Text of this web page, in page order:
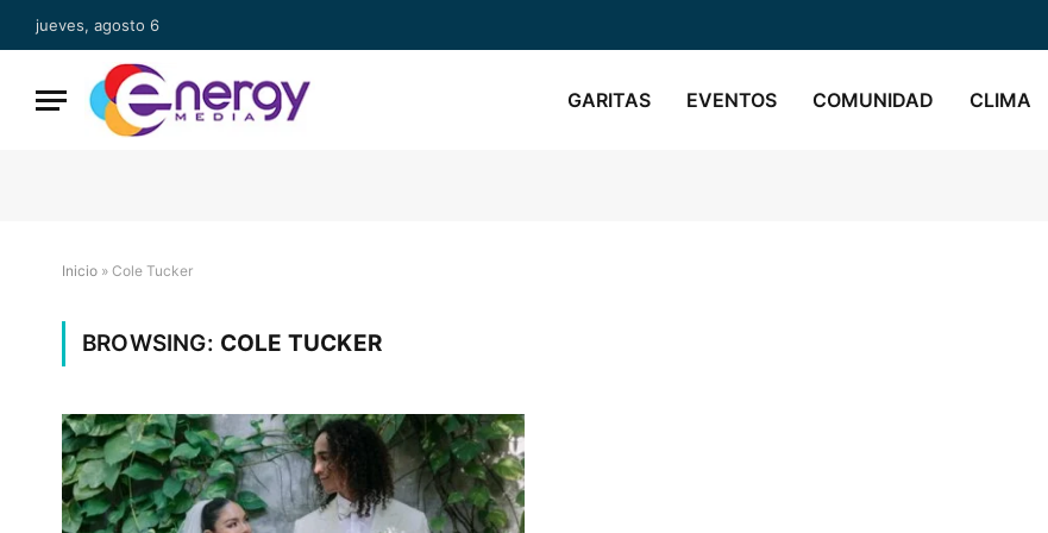
jueves, agosto 6
GARITAS EVENTOS COMUNIDAD CLIMA
Inicio » Cole Tucker
BROWSING: COLE TUCKER